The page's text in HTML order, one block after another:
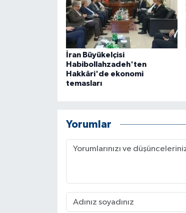
İran Büyükelçisi
Habibollahzadeh'ten
Hakkâri'de ekonomi
temasları
Yorumlar